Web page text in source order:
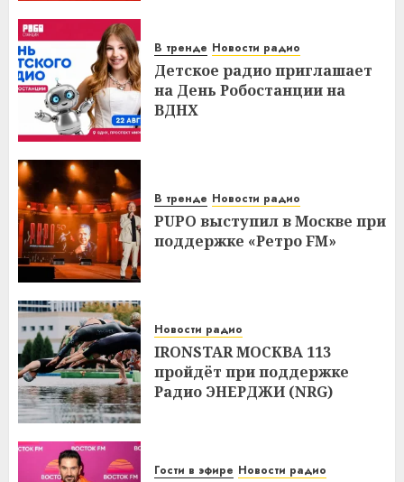
В тренде Новости радио
Детское радио приглашает
на День Робостанции на
ВДНХ
В тренде Новости радио
PUPO выступил в Москве при
поддержке «Ретро FM»
Новости радио
IRONSTAR МОСКВА 113
пройдёт при поддержке
Радио ЭНЕРДЖИ (NRG)
Гости в эфире Новости радио